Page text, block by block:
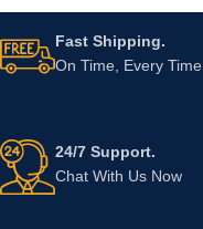
Fast Shipping.
On Time, Every Time
24/7 Support.
Chat With Us Now